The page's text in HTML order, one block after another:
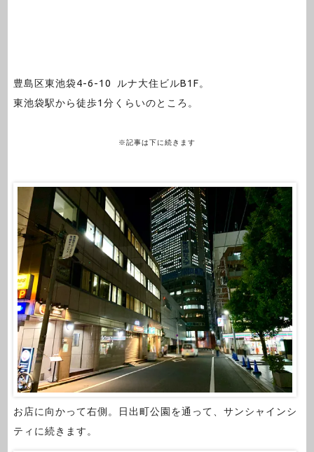
豊島区東池袋4-6-10 ルナ大住ビルB1F。
東池袋駅から徒歩1分くらいのところ。
※記事は下に続きます
お店に向かって右側。日出町公園を通って、サンシャインシ
ティに続きます。